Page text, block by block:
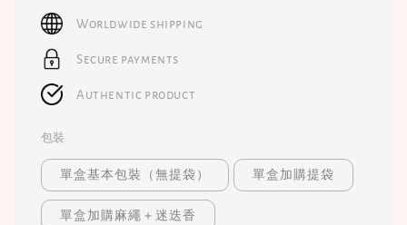
price
Worldwide shipping
Secure payments
Authentic product
包裝
單盒基本包裝（無提袋） 單盒加購提袋
單盒加購麻繩＋迷迭香